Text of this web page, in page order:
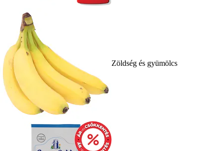
Zöldség és gyümölcs